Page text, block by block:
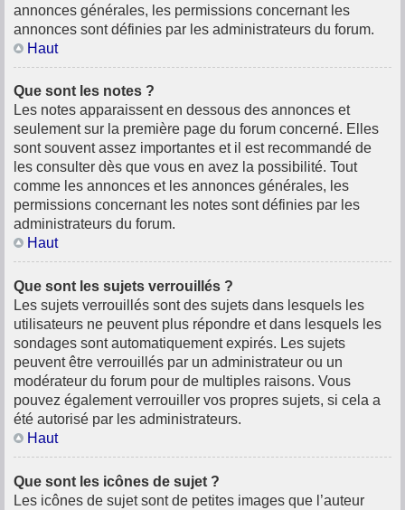
annonces générales, les permissions concernant les
annonces sont définies par les administrateurs du forum.
Haut
Que sont les notes ?
Les notes apparaissent en dessous des annonces et
seulement sur la première page du forum concerné. Elles
sont souvent assez importantes et il est recommandé de
les consulter dès que vous en avez la possibilité. Tout
comme les annonces et les annonces générales, les
permissions concernant les notes sont définies par les
administrateurs du forum.
Haut
Que sont les sujets verrouillés ?
Les sujets verrouillés sont des sujets dans lesquels les
utilisateurs ne peuvent plus répondre et dans lesquels les
sondages sont automatiquement expirés. Les sujets
peuvent être verrouillés par un administrateur ou un
modérateur du forum pour de multiples raisons. Vous
pouvez également verrouiller vos propres sujets, si cela a
été autorisé par les administrateurs.
Haut
Que sont les icônes de sujet ?
Les icônes de sujet sont de petites images que l’auteur